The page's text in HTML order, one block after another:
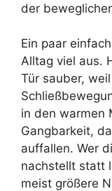
der
Ein paar
Alltag viel aus.
Tür sauber,
in den warmen
Gangbarkeit,
auffallen. Wer
nachstellt statt
meist größere